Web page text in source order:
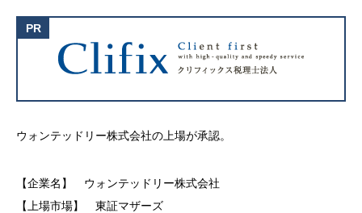
ウォンテッドリー株式会社の上場が承認。
【企業名】 ウォンテッドリー株式会社
【上場市場】 東証マザーズ